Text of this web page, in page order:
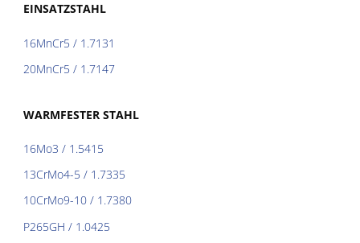
EINSATZSTAHL
16MnCr5 / 1.7131
20MnCr5 / 1.7147
WARMFESTER STAHL
16Mo3 / 1.5415
13CrMo4-5 / 1.7335
10CrMo9-10 / 1.7380
P265GH / 1.0425